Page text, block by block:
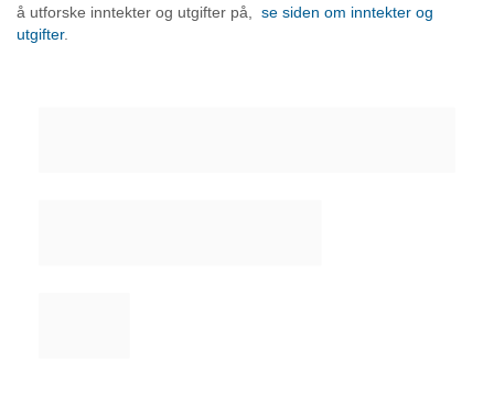
å utforske inntekter og utgifter på, se siden om inntekter og
utgifter.